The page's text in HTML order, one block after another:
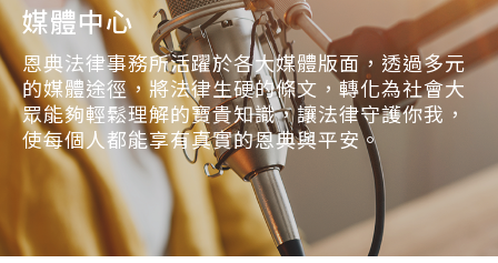
媒體中心
恩典法律事務所活躍於各大媒體版面，透過多元
的媒體途徑，將法律生硬的條文，轉化為社會大
眾能夠輕鬆理解的寶貴知識，讓法律守護你我，
使每個人都能享有真實的恩典與平安。